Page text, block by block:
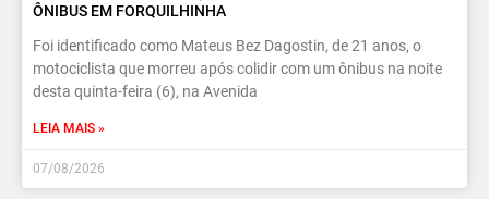
ÔNIBUS EM FORQUILHINHA
Foi identificado como Mateus Bez Dagostin, de 21 anos, o
motociclista que morreu após colidir com um ônibus na noite
desta quinta-feira (6), na Avenida
LEIA MAIS »
07/08/2026